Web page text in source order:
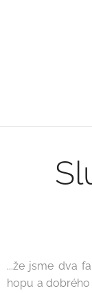
...že jsme dva
hopu a